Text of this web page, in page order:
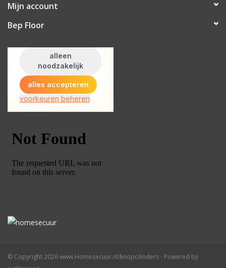
Mijn account
Bep Floor
© Copyright 2026 www.Homesecuur.nl/knopcilinders - Powered by